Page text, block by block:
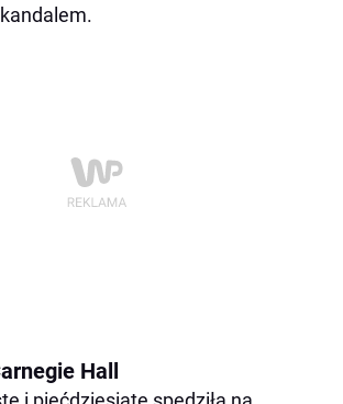
Hall